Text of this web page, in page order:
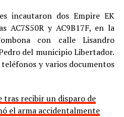
incautaron dos Empire EK
AC7S50R y AC9B17F, en la
con calle Lisandro
del municipio Libertador.
y varios documentos
tras recibir un disparo de
el arma accidentalmente